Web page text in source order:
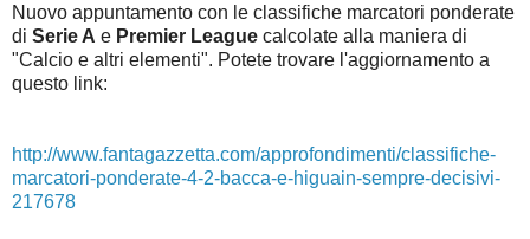
Nuovo appuntamento con le classifiche marcatori ponderate
di Serie A e Premier League calcolate alla maniera di
"Calcio e altri elementi". Potete trovare l'aggiornamento a
questo link:
http://www.fantagazzetta.com/approfondimenti/classifiche-
marcatori-ponderate-4-2-bacca-e-higuain-sempre-decisivi-
217678